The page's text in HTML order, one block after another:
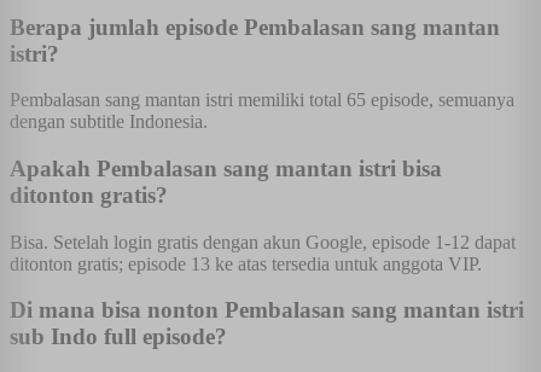
Berapa jumlah episode Pembalasan sang mantan
istri?
Pembalasan sang mantan istri memiliki total 65 episode, semuanya
dengan subtitle Indonesia.
Apakah Pembalasan sang mantan istri bisa
ditonton gratis?
Bisa. Setelah login gratis dengan akun Google, episode 1-12 dapat
ditonton gratis; episode 13 ke atas tersedia untuk anggota VIP.
Di mana bisa nonton Pembalasan sang mantan istri
sub Indo full episode?